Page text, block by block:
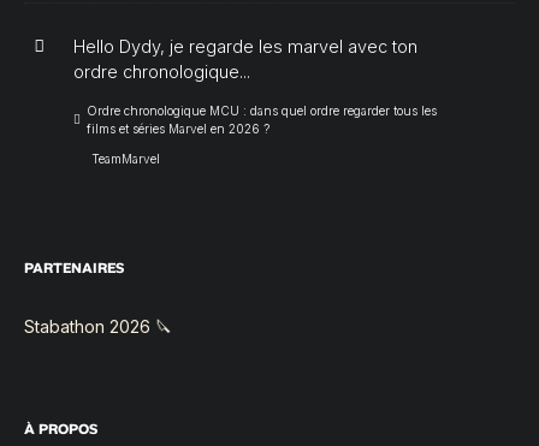
Hello Dydy, je regarde les marvel avec ton
ordre chronologique...
Ordre chronologique MCU : dans quel ordre regarder tous les
films et séries Marvel en 2026 ?
TeamMarvel
PARTENAIRES
Stabathon 2026 🔪
À PROPOS